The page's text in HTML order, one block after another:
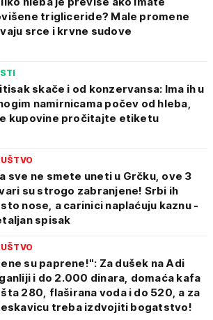
trigliceride? Male promene
srce i krvne sudove
skače i od konzervansa: Ima ih u
namirnicama počev od hleba,
kupovine pročitajte etiketu
sve ne smete uneti u Grčku, ove 3
su strogo zabranjene! Srbi ih
nose, a carinici naplaćuju kaznu -
spisak
su paprene!": Za dušek na Adi
i do 2.000 dinara, domaća kafa
280, flaširana voda i do 520, a za
treba izdvojiti bogatstvo!